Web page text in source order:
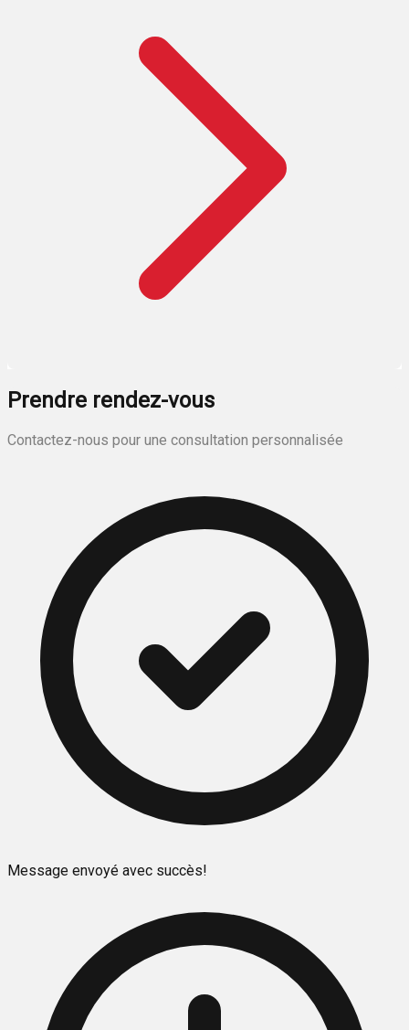
Prendre rendez-vous
Contactez-nous pour une consultation personnalisée
Message envoyé avec succès!